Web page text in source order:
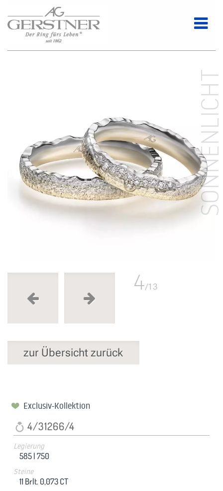
4/13
zur Übersicht zurück
Exclusiv-Kollektion
4/31266/4
Legierung
585 |750
Steine
11 Brlt. 0,073 CT